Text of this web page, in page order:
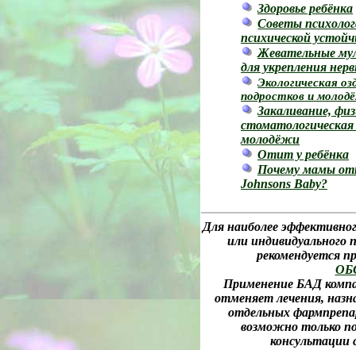
Здоровье ребёнка
Советы
психической
Жевательные
для укрепления
Экологическая
подростков и
Закаливание,
молодёжи
Отит у ребёнка
Почему мамы
Johnsons Baby?
Для наиболее
или
рекомендуется
Применение БАД
отменяет лечения,
отдельных
возможно только
консультации